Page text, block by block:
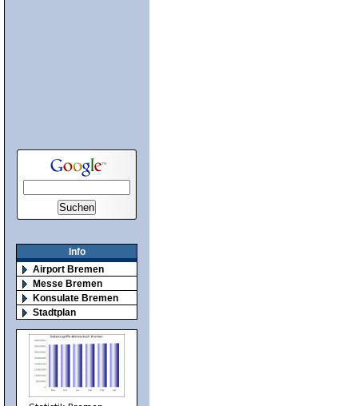
Info
Airport Bremen
Messe Bremen
Konsulate Bremen
Stadtplan